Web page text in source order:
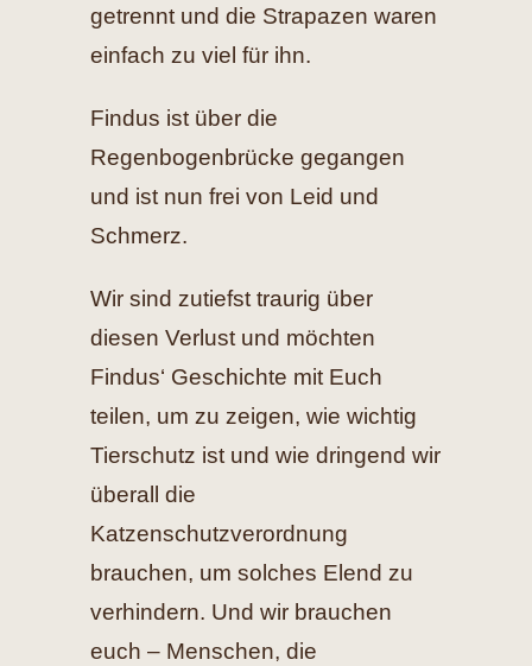
getrennt und die Strapazen waren
einfach zu viel für ihn.
Findus ist über die
Regenbogenbrücke gegangen
und ist nun frei von Leid und
Schmerz.
Wir sind zutiefst traurig über
diesen Verlust und möchten
Findus‘ Geschichte mit Euch
teilen, um zu zeigen, wie wichtig
Tierschutz ist und wie dringend wir
überall die
Katzenschutzverordnung
brauchen, um solches Elend zu
verhindern. Und wir brauchen
euch – Menschen, die